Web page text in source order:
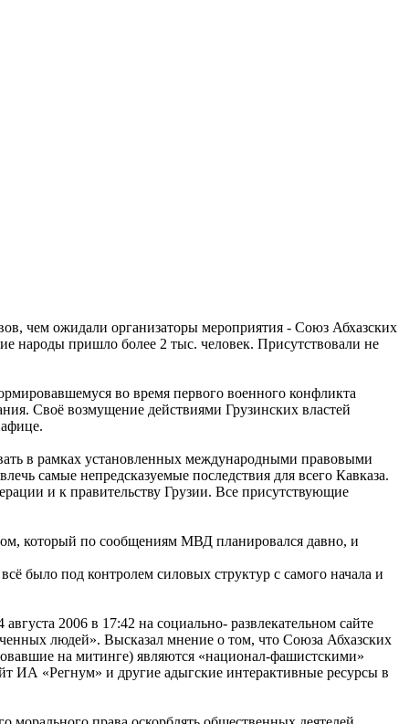
чем ожидали организаторы мероприятия - Союз Абхазских
народы пришло более 2 тыс. человек. Присутствовали не
во время первого военного конфликта
Своё возмущение действиями Грузинских властей
в рамках установленных международными правовыми
самые непредсказуемые последствия для всего Кавказа.
и к правительству Грузии. Все присутствующие
который по сообщениям МВД планировался давно, и
было под контролем силовых структур с самого начала и
2006 в 17:42 на социально- развлекательном сайте
людей». Высказал мнение о том, что Союза Абхазских
на митинге) являются «национал-фашистскими»
ИА «Регнум» и другие адыгские интерактивные ресурсы в